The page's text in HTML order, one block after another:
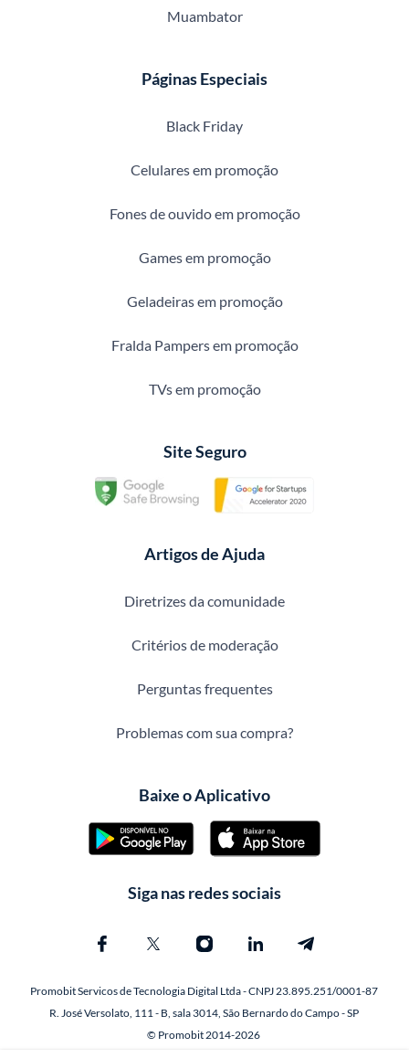
Muambator
Páginas Especiais
Black Friday
Celulares em promoção
Fones de ouvido em promoção
Games em promoção
Geladeiras em promoção
Fralda Pampers em promoção
TVs em promoção
Site Seguro
Artigos de Ajuda
Diretrizes da comunidade
Critérios de moderação
Perguntas frequentes
Problemas com sua compra?
Baixe o Aplicativo
Siga nas redes sociais
Promobit Servicos de Tecnologia Digital Ltda - CNPJ 23.895.251/0001-87
R. José Versolato, 111 - B, sala 3014, São Bernardo do Campo - SP
© Promobit 2014-2026